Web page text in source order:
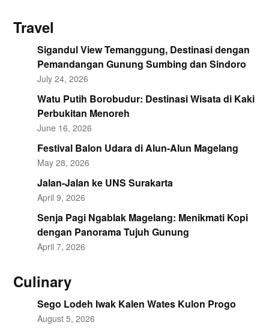
Travel
Sigandul View Temanggung, Destinasi dengan
Pemandangan Gunung Sumbing dan Sindoro
July 24, 2026
Watu Putih Borobudur: Destinasi Wisata di Kaki
Perbukitan Menoreh
June 16, 2026
Festival Balon Udara di Alun-Alun Magelang
May 28, 2026
Jalan-Jalan ke UNS Surakarta
April 9, 2026
Senja Pagi Ngablak Magelang: Menikmati Kopi
dengan Panorama Tujuh Gunung
April 7, 2026
Culinary
Sego Lodeh Iwak Kalen Wates Kulon Progo
August 5, 2026